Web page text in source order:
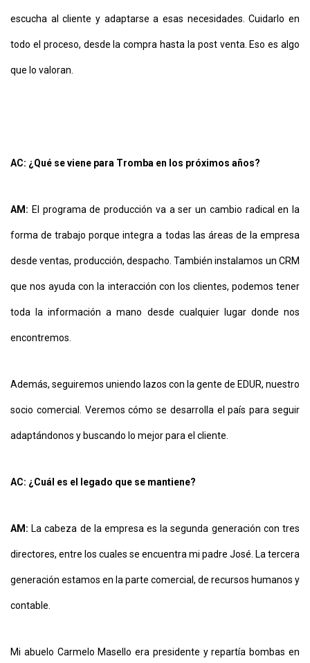
escucha al cliente y adaptarse a esas necesidades. Cuidarlo en
todo el proceso, desde la compra hasta la post venta. Eso es algo
que lo valoran.
AC: ¿Qué se viene para Tromba en los próximos años?
AM: El programa de producción va a ser un cambio radical en la
forma de trabajo porque integra a todas las áreas de la empresa
desde ventas, producción, despacho. También instalamos un CRM
que nos ayuda con la interacción con los clientes, podemos tener
toda la información a mano desde cualquier lugar donde nos
encontremos.
Además, seguiremos uniendo lazos con la gente de EDUR, nuestro
socio comercial. Veremos cómo se desarrolla el país para seguir
adaptándonos y buscando lo mejor para el cliente.
AC: ¿Cuál es el legado que se mantiene?
AM: La cabeza de la empresa es la segunda generación con tres
directores, entre los cuales se encuentra mi padre José. La tercera
generación estamos en la parte comercial, de recursos humanos y
contable.
Mi abuelo Carmelo Masello era presidente y repartía bombas en